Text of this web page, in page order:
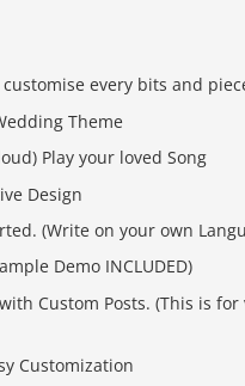
every bits and
Theme
Play your loved Song
Design
(Write on your own
Demo INCLUDED)
Custom Posts. (This is
Customization